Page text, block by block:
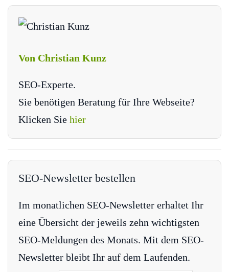
Von Christian Kunz
SEO-Experte.
Sie benötigen Beratung für Ihre Webseite?
Klicken Sie hier
SEO-Newsletter bestellen
Im monatlichen SEO-Newsletter erhaltet Ihr
eine Übersicht der jeweils zehn wichtigsten
SEO-Meldungen des Monats. Mit dem SEO-
Newsletter bleibt Ihr auf dem Laufenden.